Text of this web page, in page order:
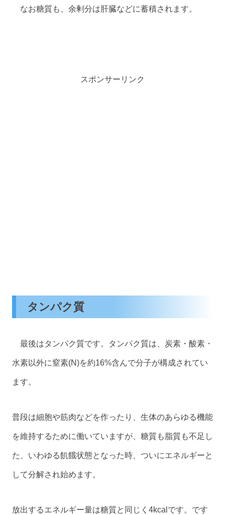
なお糖質も、余剰分は肝臓などに蓄積されます。
スポンサーリンク
タンパク質
最後はタンパク質です。タンパク質は、炭素・酸素・
水素以外に窒素(N)を約16%含んで分子が構成されてい
ます。
普段は細胞や筋肉などを作ったり、生体のあらゆる機能
を維持するために働いていますが、糖質も脂質も不足し
た、いわゆる飢餓状態となった時、ついにエネルギーと
して分解され始めます。
放出するエネルギー量は糖質と同じく4kcalです。です